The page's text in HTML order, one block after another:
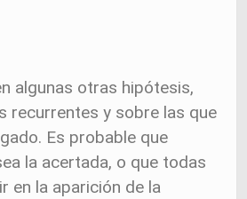
algunas otras hipótesis,
recurrentes y sobre las que
Es probable que
la acertada, o que todas
en la aparición de la